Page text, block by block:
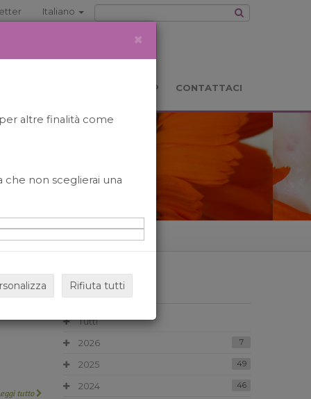
Italiano
BOOKSHOP CONTATTACI
tutto
ARCHIVIO
Tutti
2026
7
2025 49
2024 46
×
altre finalità come
che non sceglierai una
Rifiuta tutti